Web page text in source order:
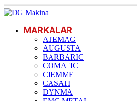
MARKALAR
ATEMAG
AUGUSTA
BARBARIC
COMATIC
CIEMME
CASATI
DYNMA